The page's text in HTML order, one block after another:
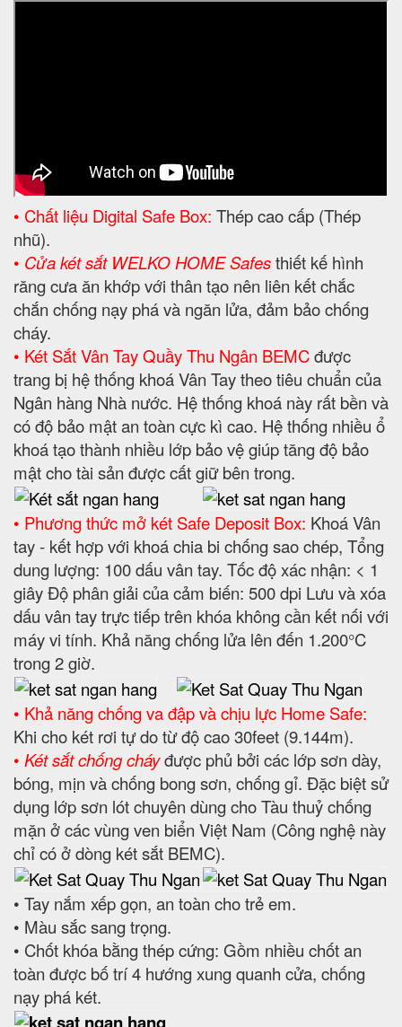
• Chất liệu Digital Safe Box: Thép cao cấp (Thép
nhũ).
• Cửa két sắt WELKO HOME Safesthiết kế hình
răng cưa ăn khớp với thân tạo nên liên kết chắc
chắn chống nạy phá và ngăn lửa, đảm bảo chống
cháy.
• Két Sắt Vân Tay Quầy Thu Ngân BEMCđược
trang bị hệ thống khoá Vân Tay theo tiêu chuẩn của
Ngân hàng Nhà nước. Hệ thống khoá này rất bền và
có độ bảo mật an toàn cực kì cao. Hệ thống nhiều ổ
khoá tạo thành nhiều lớp bảo vệ giúp tăng độ bảo
mật cho tài sản được cất giữ bên trong.
• Phương thức mở két Safe Deposit Box: Khoá Vân
tay - kết hợp với khoá chia bi chống sao chép, Tổng
dung lượng: 100 dấu vân tay. Tốc độ xác nhận: < 1
giây Độ phân giải của cảm biến: 500 dpi Lưu và xóa
dấu vân tay trực tiếp trên khóa không cần kết nối với
máy vi tính. Khả năng chống lửa lên đến 1.200°C
trong 2 giờ.
• Khả năng chống va đập và chịu lực Home Safe:
Khi cho két rơi tự do từ độ cao 30feet (9.144m).
• Két sắt chống cháyđược phủ bởi các lớp sơn dày,
bóng, mịn và chống bong sơn, chống gỉ. Đặc biệt sử
dụng lớp sơn lót chuyên dùng cho Tàu thuỷ chống
mặn ở các vùng ven biển Việt Nam (Công nghệ này
chỉ có ở dòng két sắt BEMC).
• Tay nắm xếp gọn, an toàn cho trẻ em.
• Màu sắc sang trọng.
• Chốt khóa bằng thép cứng: Gồm nhiều chốt an
toàn được bố trí 4 hướng xung quanh cửa, chống
nạy phá két.